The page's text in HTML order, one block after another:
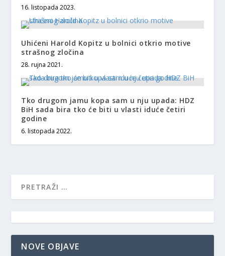
16. listopada 2023.
Uhićeni Harold Kopitz u bolnici otkrio motive
strašnog zločina
28. rujna 2021.
Tko drugom jamu kopa sam u nju upada: HDZ
BiH sada bira tko će biti u vlasti iduće četiri
godine
6. listopada 2022.
NOVE OBJAVE